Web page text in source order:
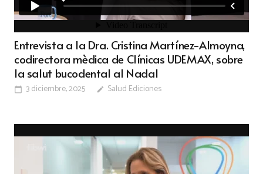
Entrevista a la Dra. Cristina Martínez-Almoyna,
codirectora mèdica de Clínicas UDEMAX, sobre
la salut bucodental al Nadal
calendar_today 3 diciembre, 2025 edit Salud Ediciones